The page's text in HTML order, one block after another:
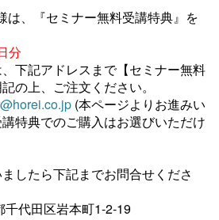
は、『セミナー無料受講特典』を
分
下記アドレスまで【セミナー無料
の上、ご注文ください。
(本ページよりお進みい
特典でのご購入はお選びいただけ
したら下記までお問合せくださ
代田区岩本町1-2-19